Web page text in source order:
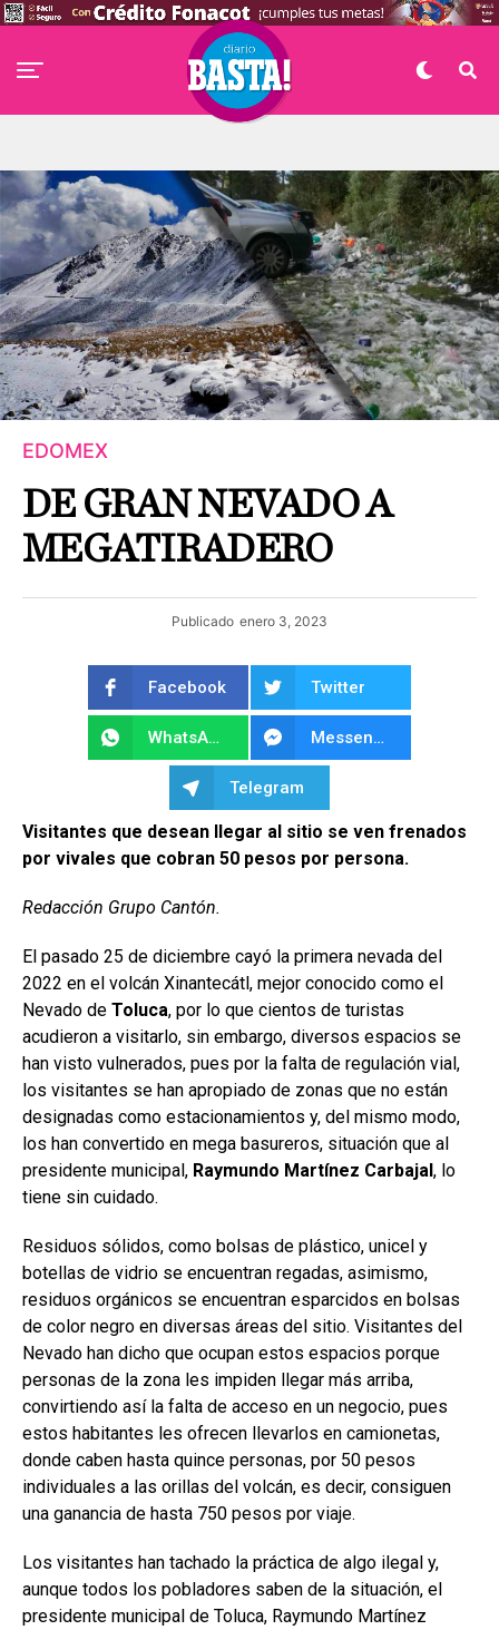
EDOMEX
DE GRAN NEVADO A
MEGATIRADERO
Publicado enero 3, 2023
Facebook Twitter
WhatsApp Messenger
Telegram
Visitantes que desean llegar al sitio se ven frenados
por vivales que cobran 50 pesos por persona.
Redacción Grupo Cantón.
El pasado 25 de diciembre cayó la primera nevada del
2022 en el volcán Xinantecátl, mejor conocido como el
Nevado de Toluca, por lo que cientos de turistas
acudieron a visitarlo, sin embargo, diversos espacios se
han visto vulnerados, pues por la falta de regulación vial,
los visitantes se han apropiado de zonas que no están
designadas como estacionamientos y, del mismo modo,
los han convertido en mega basureros, situación que al
presidente municipal, Raymundo Martínez Carbajal, lo
tiene sin cuidado.
Residuos sólidos, como bolsas de plástico, unicel y
botellas de vidrio se encuentran regadas, asimismo,
residuos orgánicos se encuentran esparcidos en bolsas
de color negro en diversas áreas del sitio. Visitantes del
Nevado han dicho que ocupan estos espacios porque
personas de la zona les impiden llegar más arriba,
convirtiendo así la falta de acceso en un negocio, pues
estos habitantes les ofrecen llevarlos en camionetas,
donde caben hasta quince personas, por 50 pesos
individuales a las orillas del volcán, es decir, consiguen
una ganancia de hasta 750 pesos por viaje.
Los visitantes han tachado la práctica de algo ilegal y,
aunque todos los pobladores saben de la situación, el
presidente municipal de Toluca, Raymundo Martínez